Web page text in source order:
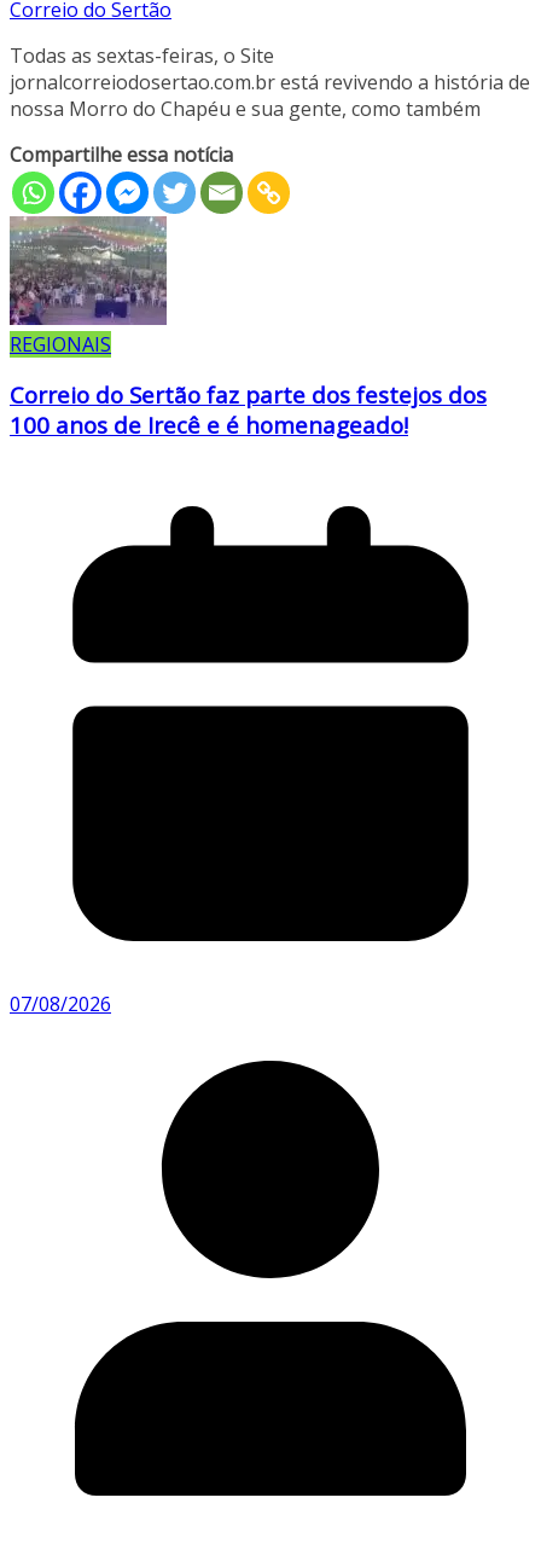
Correio do Sertão
Todas as sextas-feiras, o Site
jornalcorreiodosertao.com.br está revivendo a história de
nossa Morro do Chapéu e sua gente, como também
Compartilhe essa notícia
REGIONAIS
Correio do Sertão faz parte dos festejos dos
100 anos de Irecê e é homenageado!
07/08/2026